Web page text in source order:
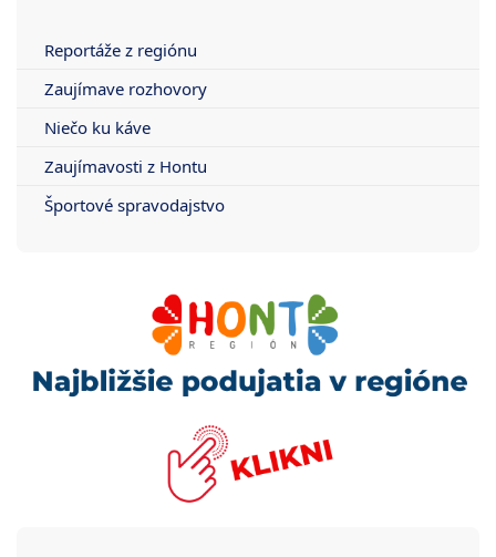
Reportáže z regiónu
Zaujímave rozhovory
Niečo ku káve
Zaujímavosti z Hontu
Športové spravodajstvo